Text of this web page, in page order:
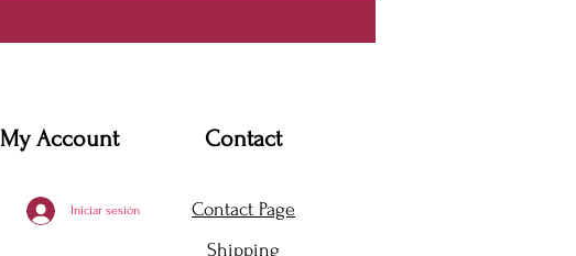
My Account
Iniciar sesión
Contact
Contact Page
Shipping